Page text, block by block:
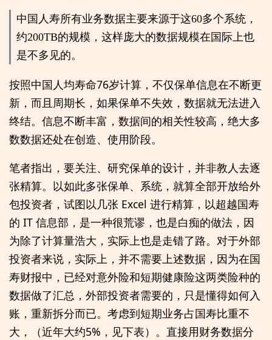
中国人寿所有业务数据主要来源于这60多个系统，
约200TB的规模，这样庞大的数据规模在国际上也
是不多见的。
按照中国人均寿命76岁计算，不仅保单信息在不断更
新，而且周期长，如果保单不失效，数据就无法进入
终结。信息不断丰富，数据间的相关性较高，绝大多
数数据还处在创造、使用阶段。
笔者指出，要关注、研究保单的设计，并非教人去逐
张精算。以如此多张保单、系统，就算全部开放给外
包投资者，试图以几张 Excel 进行精算，以超越国寿
的 IT 信息部，是一种很荒谬，也是白痴的做法，因
为除了计算量浩大，实际上也是走错了路。对于外部
投资者来说，实际上，并不需要上述数据，因为在国
寿财报中，已经对意外险和短期健康险这两类险种的
数据做了汇总，外部投资者需要的，只是懂得如何入
账，重新拆分而已。考虑到短期业务占国寿比重不
大，（近年大约5%，见下表）。直接用财务数据分